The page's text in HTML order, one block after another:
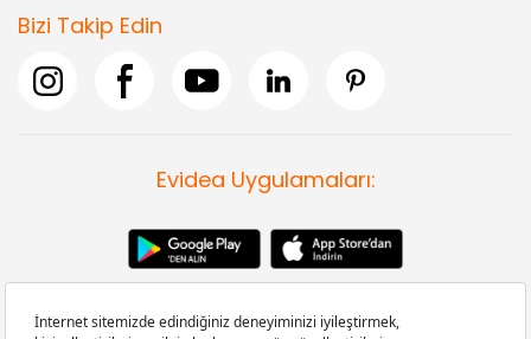
Bizi Takip Edin
Evidea Uygulamaları: